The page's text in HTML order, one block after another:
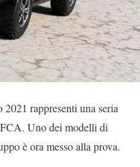
rappresenti una seria
Uno dei modelli di
è ora messo alla prova.